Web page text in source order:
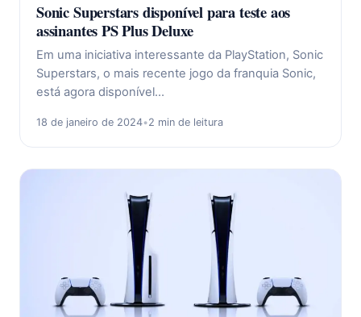
Sonic Superstars disponível para teste aos
assinantes PS Plus Deluxe
Em uma iniciativa interessante da PlayStation, Sonic
Superstars, o mais recente jogo da franquia Sonic,
está agora disponível…
18 de janeiro de 2024•2 min de leitura